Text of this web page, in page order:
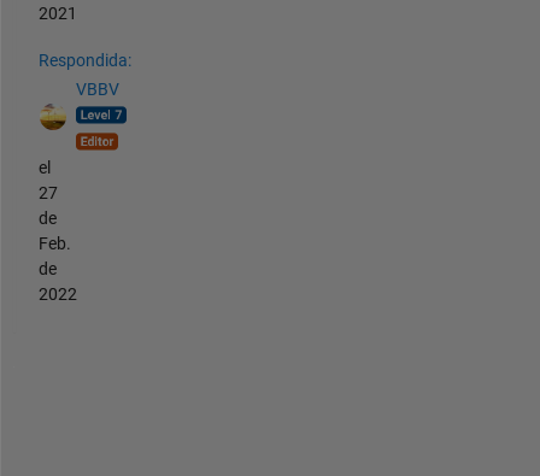
2021
Respondida:
VBBV
el
27
de
Feb.
de
2022